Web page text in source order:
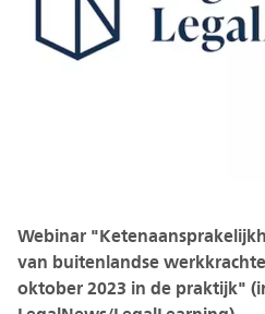
Webinar
van buitenlandse
oktober 2023 in de praktijk"